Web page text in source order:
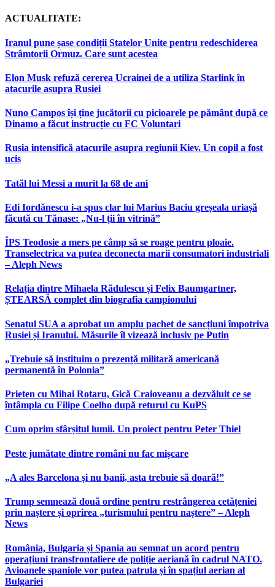
ACTUALITATE:
Iranul pune șase condiții Statelor Unite pentru redeschiderea
Strâmtorii Ormuz. Care sunt acestea
Elon Musk refuză cererea Ucrainei de a utiliza Starlink în
atacurile asupra Rusiei
Nuno Campos își ține jucătorii cu picioarele pe pământ după ce
Dinamo a făcut instrucție cu FC Voluntari
Rusia intensifică atacurile asupra regiunii Kiev. Un copil a fost
ucis
Tatăl lui Messi a murit la 68 de ani
Edi Iordănescu i-a spus clar lui Marius Baciu greșeala uriașă
făcută cu Tănase: „Nu-l ții în vitrină”
ÎPS Teodosie a mers pe câmp să se roage pentru ploaie.
Transelectrica va putea deconecta marii consumatori industriali
– Aleph News
Relația dintre Mihaela Rădulescu și Felix Baumgartner,
ȘTEARSĂ complet din biografia campionului
Senatul SUA a aprobat un amplu pachet de sancțiuni împotriva
Rusiei și Iranului. Măsurile îl vizează inclusiv pe Putin
„Trebuie să instituim o prezență militară americană
permanentă în Polonia”
Prieten cu Mihai Rotaru, Gică Craioveanu a dezvăluit ce se
întâmpla cu Filipe Coelho după returul cu KuPS
Cum oprim sfârșitul lumii. Un proiect pentru Peter Thiel
Peste jumătate dintre români nu fac mișcare
„A ales Barcelona și nu banii, asta trebuie să doară!”
Trump semnează două ordine pentru restrângerea cetățeniei
prin naștere și oprirea „turismului pentru naștere” – Aleph
News
România, Bulgaria și Spania au semnat un acord pentru
operațiuni transfrontaliere de poliție aeriană în cadrul NATO.
Avioanele spaniole vor putea patrula și în spațiul aerian al
Bulgariei